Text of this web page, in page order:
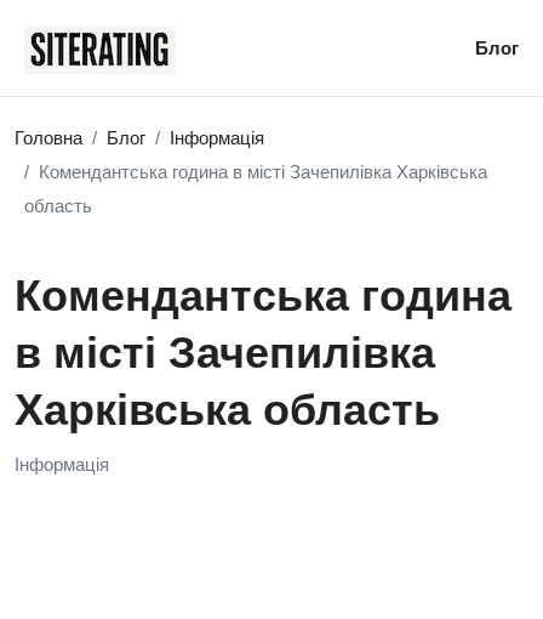
Блог
Головна Блог
Інформація
Комендантська година в місті Зачепилівка Харківська
область
Комендантська година
в місті Зачепилівка
Харківська область
Інформація